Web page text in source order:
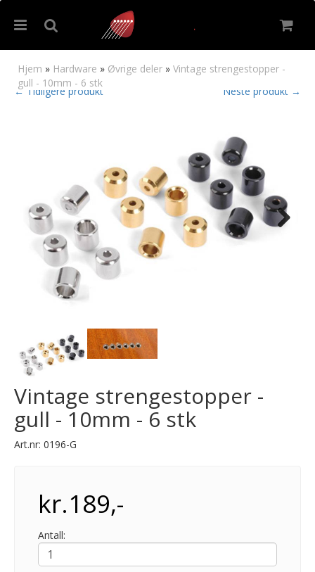
Hjem » Hardware » Øvrige deler » Vintage strengestopper -
gull - 10mm - 6 stk
Neste produkt →
← Tidligere produkt
Vintage strengestopper -
gull - 10mm - 6 stk
Art.nr: 0196-G
kr.189,-
Antall:
Trykk ENTER for å søke